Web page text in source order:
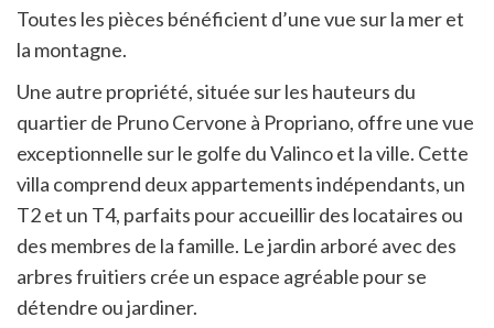
Toutes les pièces bénéficient d’une vue sur la mer et
la montagne.
Une autre propriété, située sur les hauteurs du
quartier de Pruno Cervone à Propriano, offre une vue
exceptionnelle sur le golfe du Valinco et la ville. Cette
villa comprend deux appartements indépendants, un
T2 et un T4, parfaits pour accueillir des locataires ou
des membres de la famille. Le jardin arboré avec des
arbres fruitiers crée un espace agréable pour se
détendre ou jardiner.